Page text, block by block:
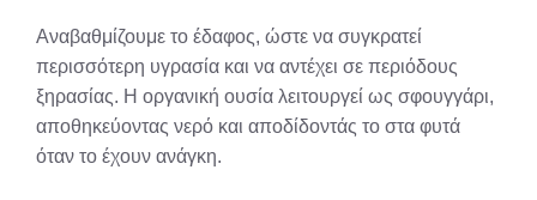
Αναβαθμίζουμε το έδαφος, ώστε να συγκρατεί
περισσότερη υγρασία και να αντέχει σε περιόδους
ξηρασίας. Η οργανική ουσία λειτουργεί ως σφουγγάρι,
αποθηκεύοντας νερό και αποδίδοντάς το στα φυτά
όταν το έχουν ανάγκη.